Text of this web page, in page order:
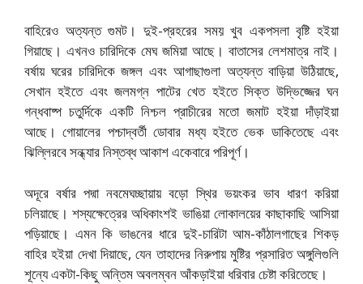
বাহিরেও অত্যন্ত গুমট। দুই-প্রহরের সময় খুব একপসলা বৃষ্টি হইয়া
গিয়াছে। এখনও চারিদিকে মেঘ জমিয়া আছে। বাতাসের লেশমাত্র নাই।
বর্ষায় ঘরের চারিদিকে জঙ্গল এবং আগাছাগুলা অত্যন্ত বাড়িয়া উঠিয়াছে,
সেখান হইতে এবং জলমগ্ন পাটের খেত হইতে সিক্ত উদ্ভিজ্জের ঘন
গন্ধবাষ্প চতুর্দিকে একটি নিশ্চল প্রাচীরের মতো জমাট হইয়া দাঁড়াইয়া
আছে। গোয়ালের পশ্চাদ্বর্তী ডোবার মধ্য হইতে ভেক ডাকিতেছে এবং
ঝিল্লিরবে সন্ধ্যার নিস্তব্ধ আকাশ একেবারে পরিপূর্ণ।
অদূরে বর্ষার পদ্মা নবমেঘচ্ছায়ায় বড়ো স্থির ভয়ংকর ভাব ধারণ করিয়া
চলিয়াছে। শস্যক্ষেত্রের অধিকাংশই ভাঙিয়া লোকালয়ের কাছাকাছি আসিয়া
পড়িয়াছে। এমন কি ভাঙনের ধারে দুই-চারিটা আম-কাঁঠালগাছের শিকড়
বাহির হইয়া দেখা দিয়াছে, যেন তাহাদের নিরুপায় মুষ্টির প্রসারিত অঙ্গুলিগুলি
শূন্যে একটা-কিছু অন্তিম অবলম্বন আঁকড়াইয়া ধরিবার চেষ্টা করিতেছে।